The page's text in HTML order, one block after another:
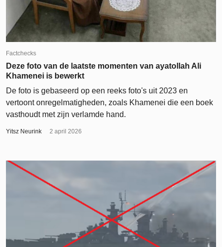
Factchecks
Deze foto van de laatste momenten van ayatollah Ali
Khamenei is bewerkt
De foto is gebaseerd op een reeks foto's uit 2023 en
vertoont onregelmatigheden, zoals Khamenei die een boek
vasthoudt met zijn verlamde hand.
Yitsz Neurink 2 april 2026